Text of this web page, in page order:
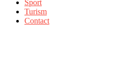
Sport
Turism
Contact